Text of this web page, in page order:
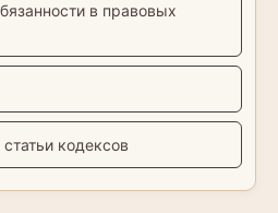
в правовых
кодексов